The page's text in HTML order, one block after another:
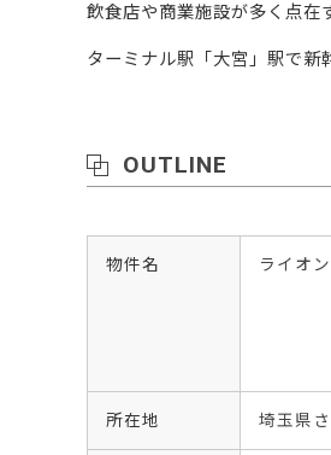
飲食店や商業施設が多く点在
ターミナル駅「大宮」駅で新
OUTLINE
物件名 ライオ
所在地 埼玉県